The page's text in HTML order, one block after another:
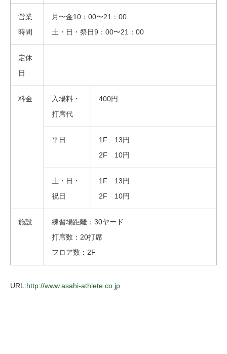
営業
時間
月〜金10：00〜21：00
土・日・祭日9：00〜21：00
定休
日
料金
入場料・
打席代
400円
平日
1F 13円
2F 10円
土・日・
祝日
1F 13円
2F 10円
施設
練習場距離：30ヤード
打席数：20打席
フロア数：2F
URL:http://www.asahi-athlete.co.jp